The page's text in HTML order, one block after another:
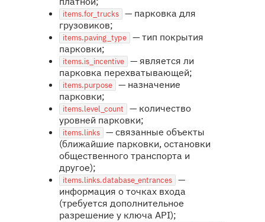
items.for_trucks — парковка для
грузовиков;
items.paving_type — тип покрытия
парковки;
items.is_incentive — является ли
парковка перехватывающей;
items.purpose — назначение
парковки;
items.level_count
— количество
уровней парковки;
items.links — связанные объекты
(ближайшие парковки, остановки
общественного транспорта и
другое);
items.links.database_entrances —
информация о точках входа
(требуется дополнительное
разрешение у ключа API);